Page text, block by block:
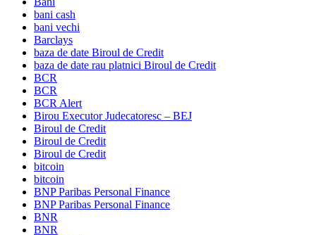
bani cash
bani vechi
Barclays
baza de date Biroul de Credit
baza de date rau platnici Biroul de Credit
BCR
BCR
BCR Alert
Birou Executor Judecatoresc – BEJ
Biroul de Credit
Biroul de Credit
Biroul de Credit
bitcoin
bitcoin
BNP Paribas Personal Finance
BNP Paribas Personal Finance
BNR
BNR